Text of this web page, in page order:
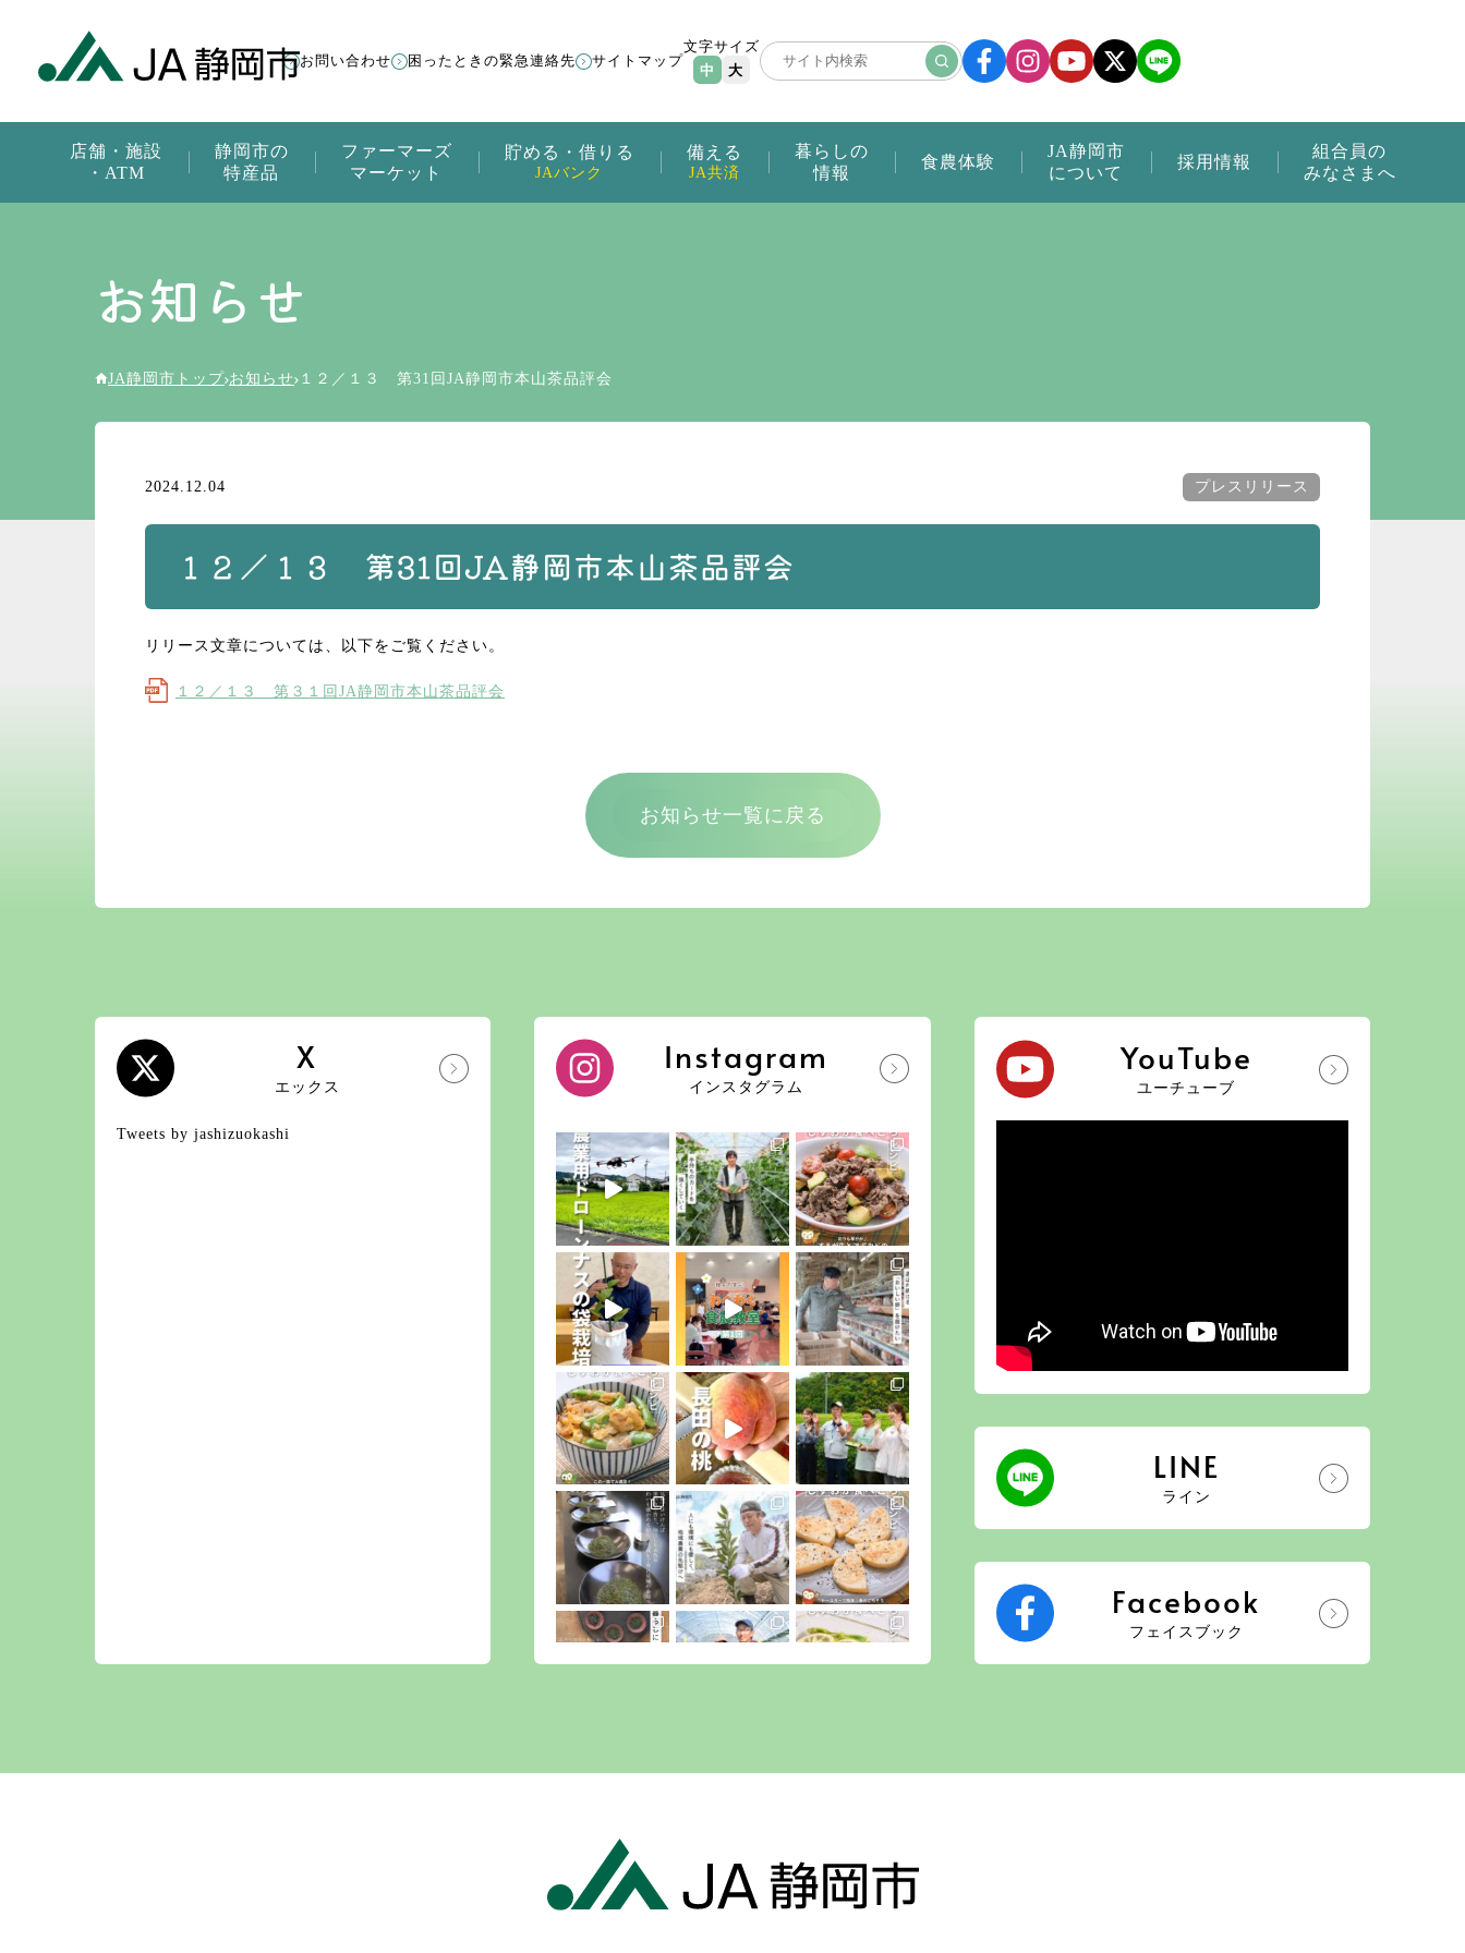
店舗・施設
・ATM
静岡市の
特産品
ファーマーズ
マーケット
貯める・借りる
JAバンク
備える
JA共済
暮らしの
情報
食農体験
JA静岡市
について
採用情報
組合員の
みなさまへ
お問い合わせ 困ったときの緊急連絡先 サイトマップ
文字サイズ
中
大
お知らせ
JA静岡市トップ お知らせ １２／１３ 第31回JA静岡市本山茶品評会
2024.12.04 プレスリリース
１２／１３ 第31回JA静岡市本山茶品評会
リリース文章については、以下をご覧ください。
１２／１３ 第３１回JA静岡市本山茶品評会
お知らせ一覧に戻る
X
エックス
Tweets by jashizuokashi
Instagram
インスタグラム
YouTube
ユーチューブ
LINE
ライン
Facebook
フェイスブック